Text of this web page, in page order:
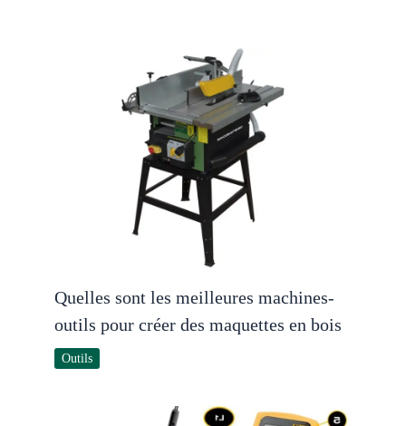
Quelles sont les meilleures machines-
outils pour créer des maquettes en bois
Outils